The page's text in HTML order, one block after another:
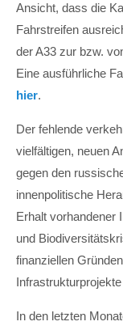
Ansicht, dass die
Fahrstreifen
der A33 zur bzw.
Eine ausführliche
hier.
Der fehlende
vielfältigen, neuen
gegen den
innenpolitische
Erhalt vorhandener
und
finanziellen
In den letzten